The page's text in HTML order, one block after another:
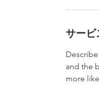
サービ
and the
more